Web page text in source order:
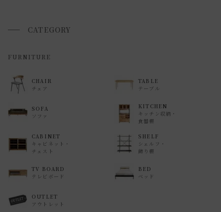
いませ 。
返品・交換について
ご覧ください。
CATEGORY
FURNITURE
CHAIR
チェア
TABLE
テーブル
SOFA
ソファ
KITCHEN
キッチン収納・
食器棚
CABINET
キャビネット・
チェスト
SHELF
シェルフ・
飾り棚
TV BOARD
テレビボード
BED
ベッド
OUTLET
アウトレット